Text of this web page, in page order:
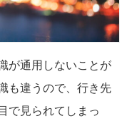
が通用しないことが
も違うので、行き先
で見られてしまっ